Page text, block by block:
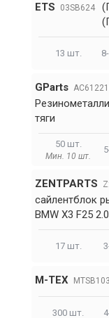
ETS 03SB624
13 шт.
GParts
тяги
50 шт.
Мин. 10 шт.
ZENTPARTS
сайлентблок
BMW X3 F25
17 шт.
M-TEX
300 шт.